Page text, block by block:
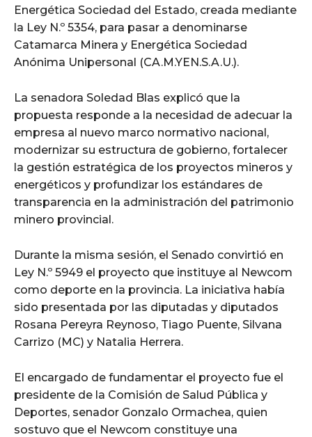
Energética Sociedad del Estado, creada mediante
la Ley N.º 5354, para pasar a denominarse
Catamarca Minera y Energética Sociedad
Anónima Unipersonal (CA.M.YEN.S.A.U.).
La senadora Soledad Blas explicó que la
propuesta responde a la necesidad de adecuar la
empresa al nuevo marco normativo nacional,
modernizar su estructura de gobierno, fortalecer
la gestión estratégica de los proyectos mineros y
energéticos y profundizar los estándares de
transparencia en la administración del patrimonio
minero provincial.
Durante la misma sesión, el Senado convirtió en
Ley N.º 5949 el proyecto que instituye al Newcom
como deporte en la provincia. La iniciativa había
sido presentada por las diputadas y diputados
Rosana Pereyra Reynoso, Tiago Puente, Silvana
Carrizo (MC) y Natalia Herrera.
El encargado de fundamentar el proyecto fue el
presidente de la Comisión de Salud Pública y
Deportes, senador Gonzalo Ormachea, quien
sostuvo que el Newcom constituye una